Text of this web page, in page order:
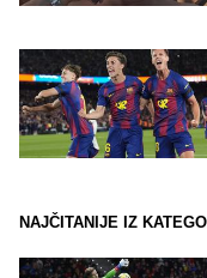
NAJČITANIJE IZ